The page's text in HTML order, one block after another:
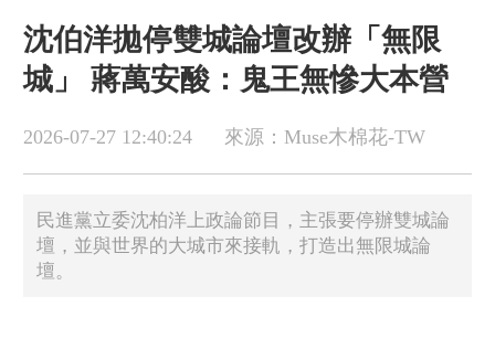
沈伯洋拋停雙城論壇改辦「無限
城」 蔣萬安酸：鬼王無慘大本營
2026-07-27 12:40:24 來源：Muse木棉花-TW
民進黨立委沈柏洋上政論節目，主張要停辦雙城論
壇，並與世界的大城市來接軌，打造出無限城論
壇。